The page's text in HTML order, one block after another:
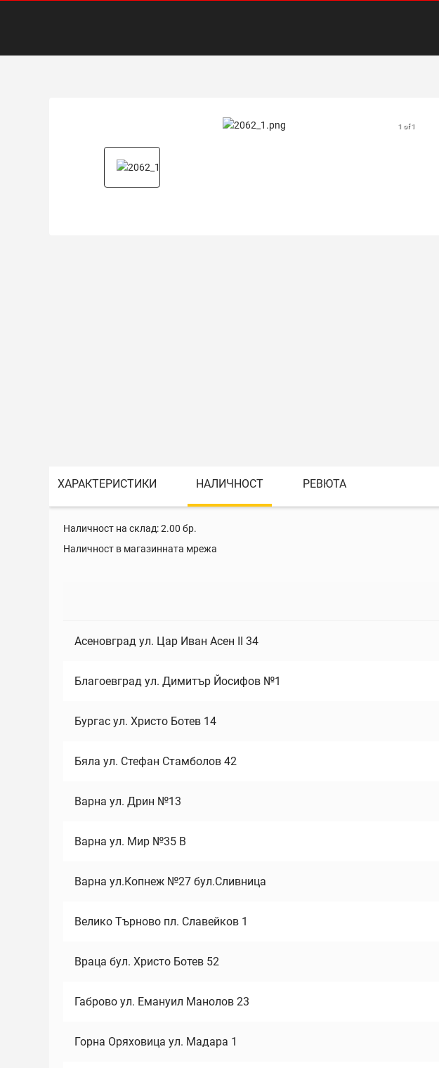
1 of 1
ХАРАКТЕРИСТИКИ НАЛИЧНОСТ РЕВЮТА
Наличност на склад:2.00 бр.
Наличност в магазинната мрежа
Асеновград ул. Цар Иван Асен II 34
Благоевград ул. Димитър Йосифов №1
Бургас ул. Христо Ботев 14
Бяла ул. Стефан Стамболов 42
Варна ул. Дрин №13
Варна ул. Мир №35 В
Варна ул.Копнеж №27 бул.Сливница
Велико Търново пл. Славейков 1
Враца бул. Христо Ботев 52
Габрово ул. Емануил Манолов 23
Горна Оряховица ул. Мадара 1